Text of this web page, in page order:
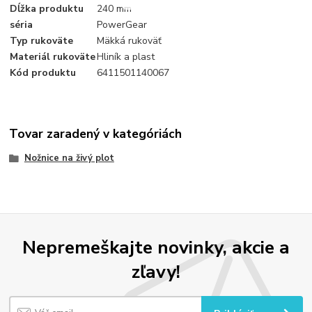
Dĺžka produktu
240 mm
séria
PowerGear
Typ rukoväte
Mäkká rukoväť
Materiál rukoväteHliník a plast
Kód produktu
6411501140067
Tovar zaradený v kategóriách
Nožnice na živý plot
Nepremeškajte novinky, akcie a
zľavy!